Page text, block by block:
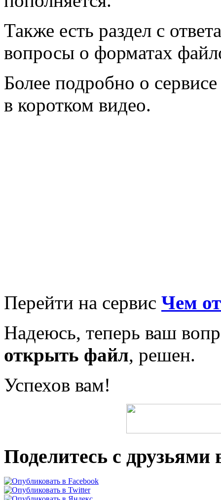
Также есть раздел с
вопросы о форматах
Более подробно о
в коротком видео.
Перейти на сервис Чем
Надеюсь, теперь ваш
открыть файл, решен.
Успехов вам!
Поделитесь с друзьями